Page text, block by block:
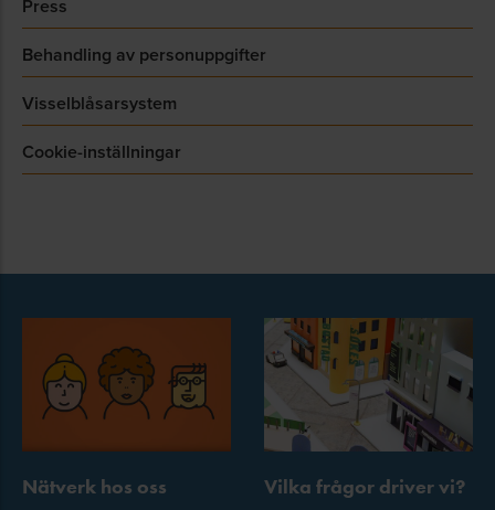
Press
Behandling av personuppgifter
Visselblåsarsystem
Cookie-inställningar
Nätverk hos oss
Vilka frågor driver vi?